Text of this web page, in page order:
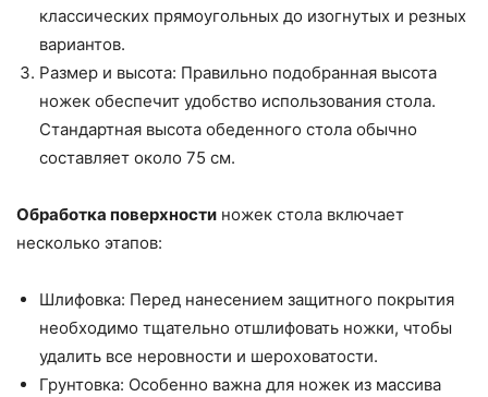
классических прямоугольных до изогнутых и резных
вариантов.
Размер и высота: Правильно подобранная высота
ножек обеспечит удобство использования стола.
Стандартная высота обеденного стола обычно
составляет около 75 см.
Обработка поверхности ножек стола включает
несколько этапов:
Шлифовка: Перед нанесением защитного покрытия
необходимо тщательно отшлифовать ножки, чтобы
удалить все неровности и шероховатости.
Грунтовка: Особенно важна для ножек из массива